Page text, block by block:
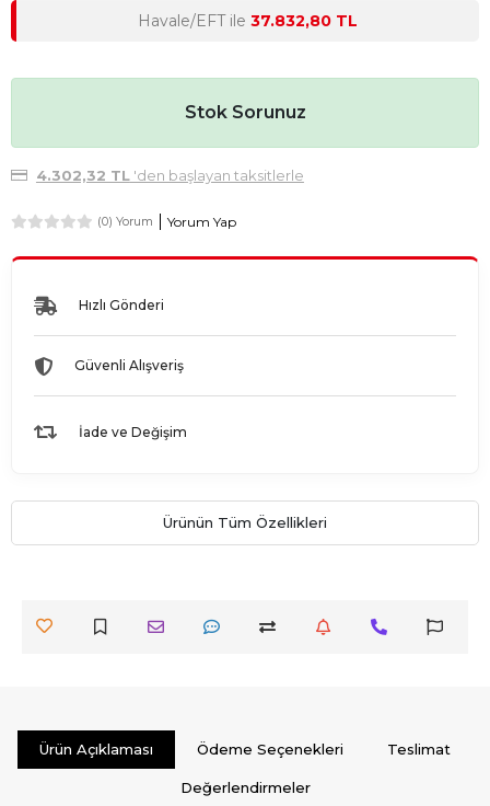
Havale/EFT ile 37.832,80 TL
Stok Sorunuz
4.302,32 TL'den başlayan taksitlerle
(0) Yorum Yorum Yap
Hızlı Gönderi
Güvenli Alışveriş
İade ve Değişim
Ürünün Tüm Özellikleri
Ürün Açıklaması Ödeme Seçenekleri Teslimat
Değerlendirmeler